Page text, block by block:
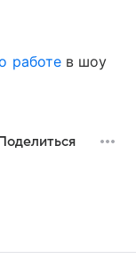
работев шоу